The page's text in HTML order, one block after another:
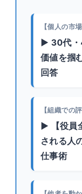
【個人の市
▶ 30代・
価値を掴
回答
【組織での
▶ 【役員
される人
仕事術